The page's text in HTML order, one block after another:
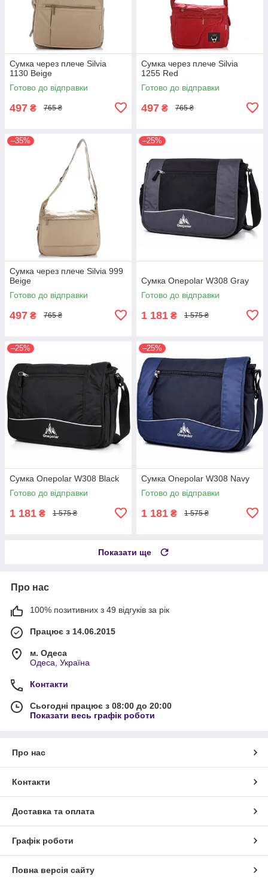
Сумка через плече Silvia
1130 Beige
Готово до відправки
497 ₴ 765 ₴
Сумка через плече Silvia
1255 Red
Готово до відправки
497 ₴ 765 ₴
–35%
Сумка через плече Silvia 999
Beige
Готово до відправки
497 ₴ 765 ₴
–25%
Сумка Onepolar W308 Gray
Готово до відправки
1 181 ₴ 1 575 ₴
–25%
Сумка Onepolar W308 Black
Готово до відправки
1 181 ₴ 1 575 ₴
–25%
Сумка Onepolar W308 Navy
Готово до відправки
1 181 ₴ 1 575 ₴
Показати ще
Про нас
100% позитивних з 49 відгуків за рік
Працює з 14.06.2015
м. Одеса
Одеса, Україна
Контакти
Сьогодні працює з 08:00 до 20:00
Показати весь графік роботи
Про нас
Контакти
Доставка та оплата
Графік роботи
Повна версія сайту